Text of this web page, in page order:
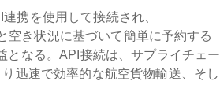
携を使用して接続され、
き状況に基づいて簡単に予約する
となる。API接続は、サプライチェー
迅速で効率的な航空貨物輸送、そし